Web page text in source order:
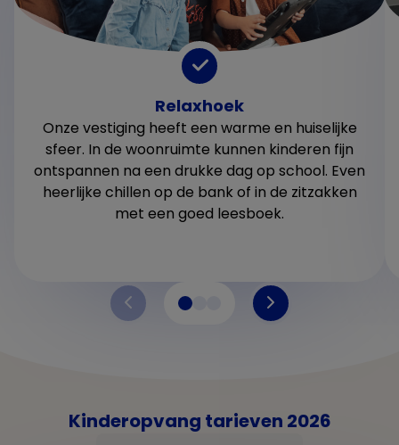
Relaxhoek
Onze vestiging heeft een warme en huiselijke
sfeer. In de woonruimte kunnen kinderen fijn
ontspannen na een drukke dag op school. Even
heerlijke chillen op de bank of in de zitzakken
met een goed leesboek.
Kinderopvang tarieven 2026